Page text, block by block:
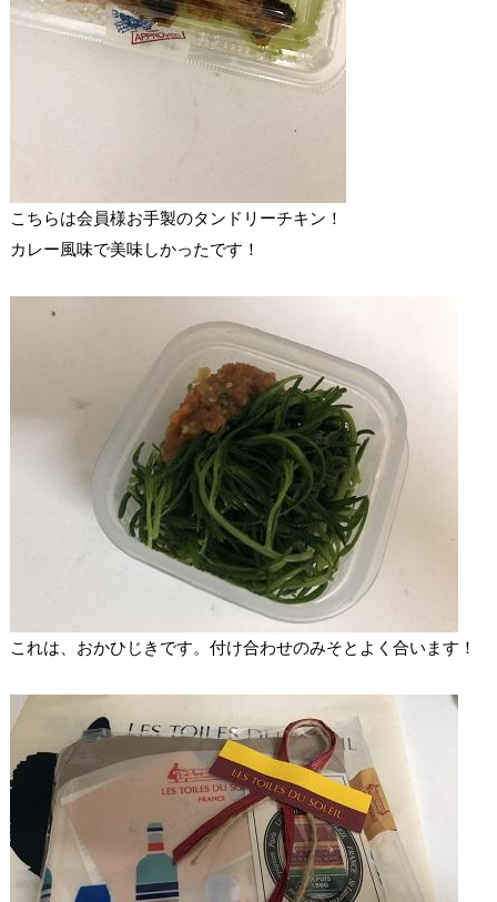
こちらは会員様お手製のタンドリーチキン！
カレー風味で美味しかったです！
これは、おかひじきです。付け合わせのみそとよく合います！